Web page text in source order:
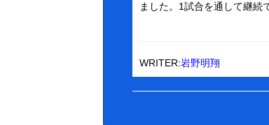
ました。1試合を通して継続
WRITER:岩野明翔